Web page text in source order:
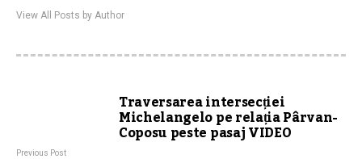
View All Posts by Author
Traversarea intersecției
Michelangelo pe relația Pârvan-
Coposu peste pasaj VIDEO
Previous Post